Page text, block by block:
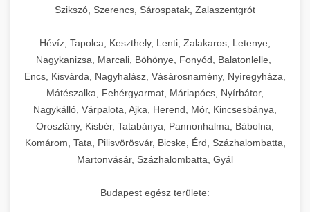
Szikszó, Szerencs, Sárospatak, Zalaszentgrót
Hévíz, Tapolca, Keszthely, Lenti, Zalakaros, Letenye,
Nagykanizsa, Marcali, Böhönye, Fonyód, Balatonlelle,
Encs, Kisvárda, Nagyhalász, Vásárosnamény, Nyíregyháza,
Mátészalka, Fehérgyarmat, Máriapócs, Nyírbátor,
Nagykálló, Várpalota, Ajka, Herend, Mór, Kincsesbánya,
Oroszlány, Kisbér, Tatabánya, Pannonhalma, Bábolna,
Komárom, Tata, Pilisvörösvár, Bicske, Érd, Százhalombatta,
Martonvásár, Százhalombatta, Gyál
Budapest egész területe: